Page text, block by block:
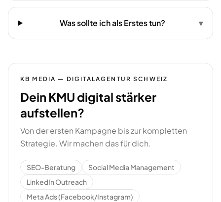
Was sollte ich als Erstes tun? ▾
KB MEDIA — DIGITALAGENTUR SCHWEIZ
Dein KMU digital stärker
aufstellen?
Von der ersten Kampagne bis zur kompletten
Strategie. Wir machen das für dich.
SEO-Beratung
Social Media Management
LinkedIn Outreach
Meta Ads (Facebook/Instagram)